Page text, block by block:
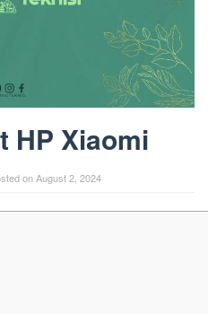
HP Xiaomi
onAugust 2, 2024